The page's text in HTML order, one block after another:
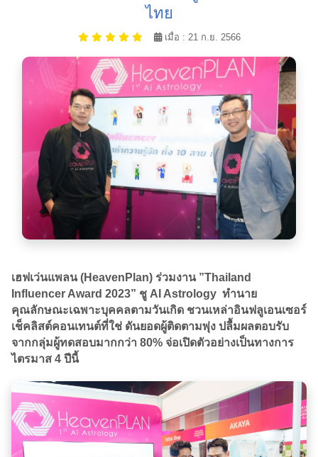
ไทย
เมื่อ : 21 ก.ย. 2566
เฮฟเว่นแพลน (HeavenPlan) ร่วมงาน ”Thailand
Influencer Award 2023” ชู AI Astrology ทำนาย
คุณลักษณะเฉพาะบุคคลตามวันเกิด ชวนเหล่าอินฟลูเอนเซอร์
เช็คลิสต์คอนเทนต์ที่ใช่ ดันยอดผู้ติดตามพุ่ง ปลื้มผลตอบรับ
จากกลุ่มผู้ทดสอบมากกว่า 80% จ่อเปิดตัวอย่างเป็นทางการ
ไตรมาส 4 ปีนี้